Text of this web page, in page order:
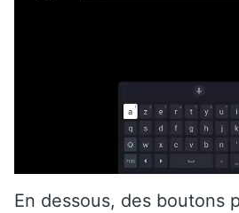
En dessous, des boutons